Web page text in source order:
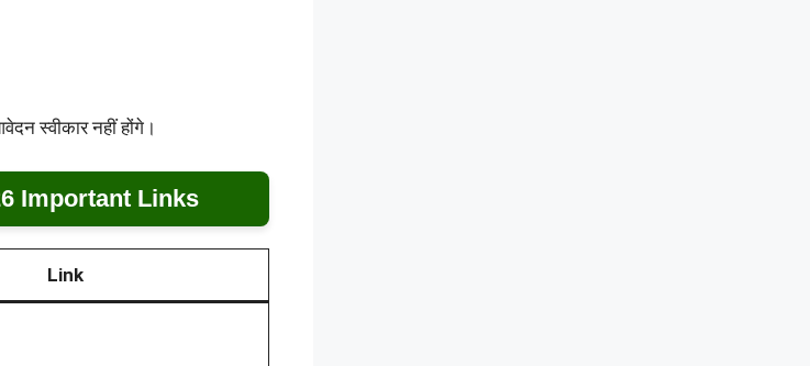
स्वीकार नहीं होंगे।
Important Links
Link